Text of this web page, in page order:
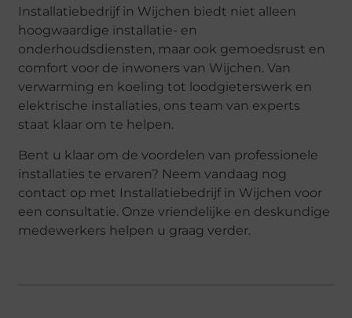
Installatiebedrijf in Wijchen biedt niet alleen
hoogwaardige installatie- en
onderhoudsdiensten, maar ook gemoedsrust en
comfort voor de inwoners van Wijchen. Van
verwarming en koeling tot loodgieterswerk en
elektrische installaties, ons team van experts
staat klaar om te helpen.
Bent u klaar om de voordelen van professionele
installaties te ervaren? Neem vandaag nog
contact op met Installatiebedrijf in Wijchen voor
een consultatie. Onze vriendelijke en deskundige
medewerkers helpen u graag verder.